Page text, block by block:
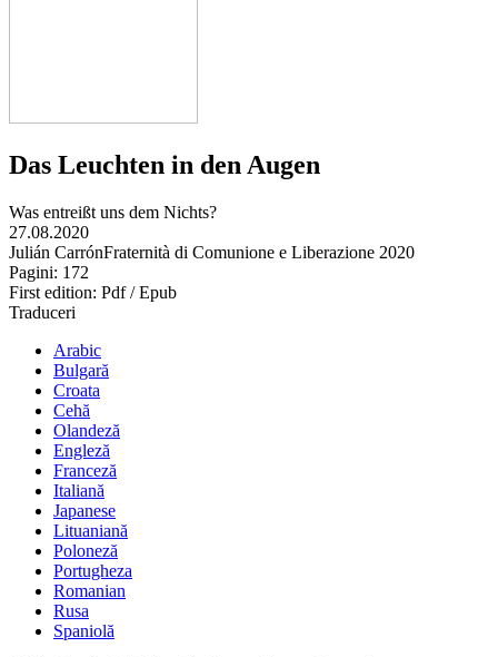
Das Leuchten in den Augen
Was entreißt uns dem Nichts?
27.08.2020
Julián CarrónFraternità di Comunione e Liberazione 2020
Pagini: 172
First edition: Pdf / Epub
Traduceri
Arabic
Bulgară
Croata
Cehă
Olandeză
Engleză
Franceză
Italiană
Japanese
Lituaniană
Poloneză
Portugheza
Romanian
Rusa
Spaniolă